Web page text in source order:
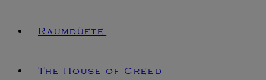
Raumdüfte
The House of Creed